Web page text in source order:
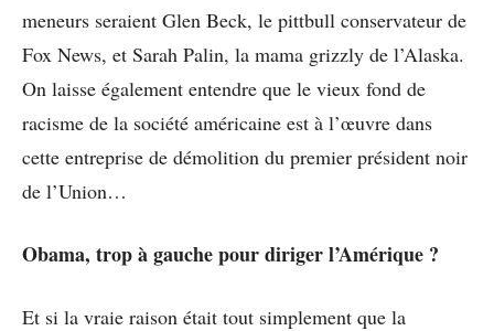
meneurs seraient Glen Beck, le pittbull conservateur de
Fox News, et Sarah Palin, la mama grizzly de l’Alaska.
On laisse également entendre que le vieux fond de
racisme de la société américaine est à l’œuvre dans
cette entreprise de démolition du premier président noir
de l’Union…
Obama, trop à gauche pour diriger l’Amérique ?
Et si la vraie raison était tout simplement que la